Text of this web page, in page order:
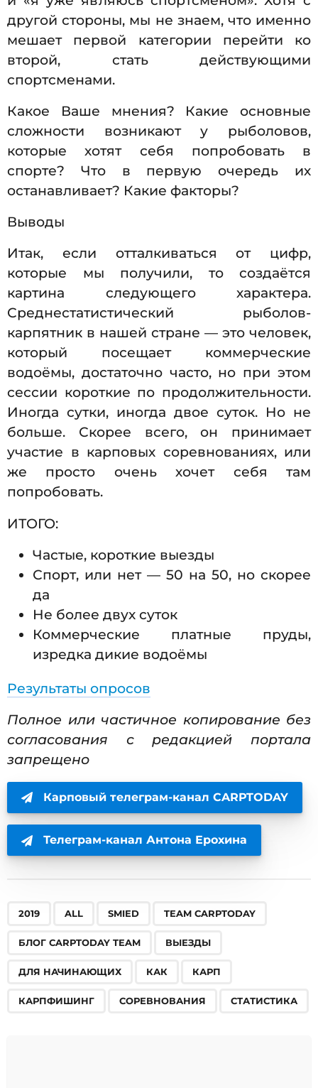
другой стороны, мы не знаем, что именно
мешает первой категории перейти ко
второй, стать действующими
спортсменами.
Какое Ваше мнения? Какие основные
сложности возникают у рыболовов,
которые хотят себя попробовать в
спорте? Что в первую очередь их
останавливает? Какие факторы?
Выводы
Итак, если отталкиваться от цифр,
которые мы получили, то создаётся
картина следующего характера.
Среднестатистический рыболов-
карпятник в нашей стране — это человек,
который посещает коммерческие
водоёмы, достаточно часто, но при этом
сессии короткие по продолжительности.
Иногда сутки, иногда двое суток. Но не
больше. Скорее всего, он принимает
участие в карповых соревнованиях, или
же просто очень хочет себя там
попробовать.
ИТОГО:
Частые, короткие выезды
Спорт, или нет — 50 на 50, но скорее
да
Не более двух суток
Коммерческие платные пруды,
изредка дикие водоёмы
Результаты опросов
Полное или частичное копирование без
согласования с редакцией портала
запрещено
Карповый телеграм-канал CARPTODAY
Телеграм-канал Антона Ерохина
2019 ALL SMIED TEAM CARPTODAY
БЛОГ CARPTODAY TEAM ВЫЕЗДЫ
ДЛЯ НАЧИНАЮЩИХ КАК КАРП
КАРПФИШИНГ СОРЕВНОВАНИЯ СТАТИСТИКА